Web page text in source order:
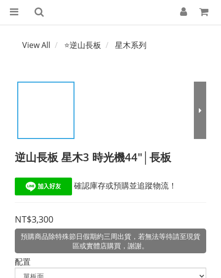
View All ⭐逆山長板 星木系列
逆山長板 星木3 時光機44"│長板
確認庫存或預購並追蹤物流！
NT$3,300
預購商品除特殊節日假期約三周出貨，若無法等待請至現貨
區或實體店購買，謝謝。
配置